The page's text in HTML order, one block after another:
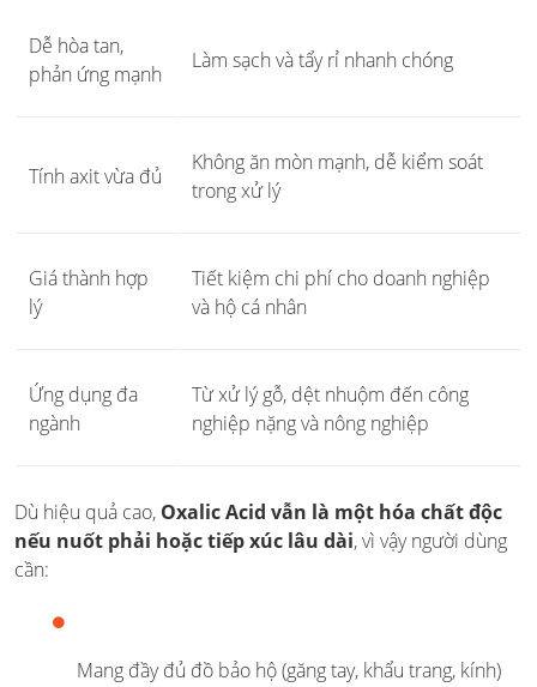
Dễ hòa tan,
phản ứng mạnh
Làm sạch và tẩy rỉ nhanh chóng
Tính axit vừa đủ
Không ăn mòn mạnh, dễ kiểm soát
trong xử lý
Giá thành hợp
lý
Tiết kiệm chi phí cho doanh nghiệp
và hộ cá nhân
Ứng dụng đa
ngành
Từ xử lý gỗ, dệt nhuộm đến công
nghiệp nặng và nông nghiệp
Dù hiệu quả cao, Oxalic Acid vẫn là một hóa chất độc
nếu nuốt phải hoặc tiếp xúc lâu dài, vì vậy người dùng
cần:
Mang đầy đủ đồ bảo hộ (găng tay, khẩu trang, kính)